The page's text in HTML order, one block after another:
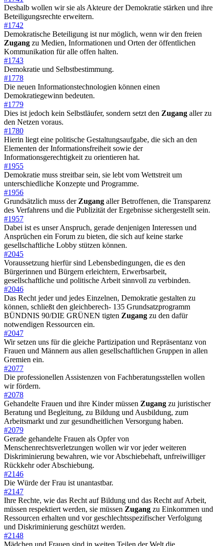
Deshalb wollen wir sie als Akteure der Demokratie stärken und ihre
Beteiligungsrechte erweitern.
#1742
Demokratische Beteiligung ist nur möglich, wenn wir den freien
Zugang zu Medien, Informationen und Orten der öffentlichen
Kommunikation für alle offen halten.
#1743
Demokratie und Selbstbestimmung.
#1778
Die neuen Informationstechnologien können einen
Demokratiegewinn bedeuten.
#1779
Dies ist jedoch kein Selbstläufer, sondern setzt den Zugang aller zu
den Netzen voraus.
#1780
Hierin liegt eine politische Gestaltungsaufgabe, die sich an den
Elementen der Informationsfreiheit sowie der
Informationsgerechtigkeit zu orientieren hat.
#1955
Demokratie muss streitbar sein, sie lebt vom Wettstreit um
unterschiedliche Konzepte und Programme.
#1956
Grundsätzlich muss der Zugang aller Betroffenen, die Transparenz
des Verfahrens und die Publizität der Ergebnisse sichergestellt sein.
#1957
Dabei ist es unser Anspruch, gerade denjenigen Interessen und
Ansprüchen ein Forum zu bieten, die sich auf keine starke
gesellschaftliche Lobby stützen können.
#2045
Voraussetzung hierfür sind Lebensbedingungen, die es den
Bürgerinnen und Bürgern erleichtern, Erwerbsarbeit,
gesellschaftliche und politische Arbeit sinnvoll zu verbinden.
#2046
Das Recht jeder und jedes Einzelnen, Demokratie gestalten zu
können, schließt den gleichberech- 135 Grundsatzprogramm
BÜNDNIS 90/DIE GRÜNEN tigten Zugang zu den dafür
notwendigen Ressourcen ein.
#2047
Wir setzen uns für die gleiche Partizipation und Repräsentanz von
Frauen und Männern aus allen gesellschaftlichen Gruppen in allen
Gremien ein.
#2077
Die professionellen Assistenzen von Fachberatungsstellen wollen
wir fördern.
#2078
Gehandelte Frauen und ihre Kinder müssen Zugang zu juristischer
Beratung und Begleitung, zu Bildung und Ausbildung, zum
Arbeitsmarkt und zur gesundheitlichen Versorgung haben.
#2079
Gerade gehandelte Frauen als Opfer von
Menschenrechtsverletzungen wollen wir vor jeder weiteren
Diskriminierung bewahren, wie vor Abschiebehaft, unfreiwilliger
Rückkehr oder Abschiebung.
#2146
Die Würde der Frau ist unantastbar.
#2147
Ihre Rechte, wie das Recht auf Bildung und das Recht auf Arbeit,
müssen respektiert werden, sie müssen Zugang zu Einkommen und
Ressourcen erhalten und vor geschlechtsspezifischer Verfolgung
und Diskriminierung geschützt werden.
#2148